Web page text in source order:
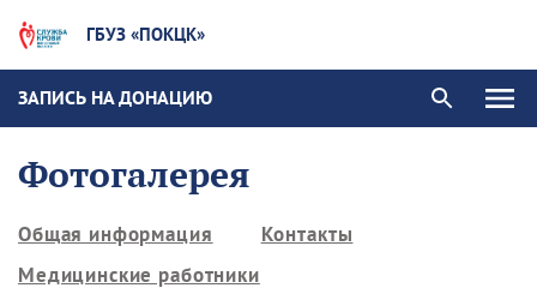
ГБУЗ «ПОКЦК»
ЗАПИСЬ НА ДОНАЦИЮ
Фотогалерея
Общая информация
Контакты
Медицинские работники